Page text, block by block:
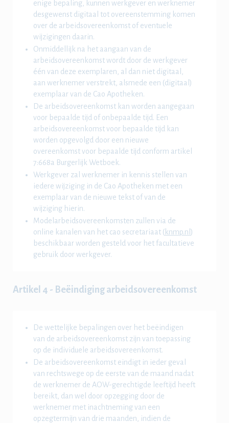
enige bepaling, kunnen werkgever en werknemer
desgewenst digitaal tot overeenstemming komen
over de arbeidsovereenkomst of eventuele
wijzigingen daarin.
Onmiddellijk na het aangaan van de
arbeidsovereenkomst wordt door de werkgever
één van deze exemplaren, al dan niet digitaal,
aan werknemer verstrekt, alsmede een (digitaal)
exemplaar van de Cao Apotheken.
De arbeidsovereenkomst kan worden aangegaan
voor bepaalde tijd of onbepaalde tijd. Een
arbeidsovereenkomst voor bepaalde tijd kan
worden opgevolgd door een nieuwe
overeenkomst voor bepaalde tijd conform artikel
7:668a Burgerlijk Wetboek.
Werkgever zal werknemer in kennis stellen van
iedere wijziging in de Cao Apotheken met een
exemplaar van de nieuwe tekst of van de
wijziging hierin.
Modelarbeidsovereenkomsten zullen via de
online kanalen van het cao secretariaat (knmp.nl )
beschikbaar worden gesteld voor het facultatieve
gebruik door werkgever.
Artikel 4 - Beëindiging arbeidsovereenkomst
De wettelijke bepalingen over het beëindigen
van de arbeidsovereenkomst zijn van toepassing
op de individuele arbeidsovereenkomst.
De arbeidsovereenkomst eindigt in ieder geval
van rechtswege op de eerste van de maand nadat
de werknemer de AOW-gerechtigde leeftijd heeft
bereikt, dan wel door opzegging door de
werknemer met inachtneming van een
opzegtermijn van drie maanden, indien de